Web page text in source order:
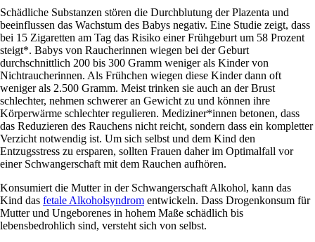
Schädliche Substanzen stören die Durchblutung der Plazenta und
beeinflussen das Wachstum des Babys negativ. Eine Studie zeigt, dass
bei 15 Zigaretten am Tag das Risiko einer Frühgeburt um 58 Prozent
steigt*. Babys von Raucherinnen wiegen bei der Geburt
durchschnittlich 200 bis 300 Gramm weniger als Kinder von
Nichtraucherinnen. Als Frühchen wiegen diese Kinder dann oft
weniger als 2.500 Gramm. Meist trinken sie auch an der Brust
schlechter, nehmen schwerer an Gewicht zu und können ihre
Körperwärme schlechter regulieren. Mediziner*innen betonen, dass
das Reduzieren des Rauchens nicht reicht, sondern dass ein kompletter
Verzicht notwendig ist. Um sich selbst und dem Kind den
Entzugsstress zu ersparen, sollten Frauen daher im Optimalfall vor
einer Schwangerschaft mit dem Rauchen aufhören.
Konsumiert die Mutter in der Schwangerschaft Alkohol, kann das
Kind das fetale Alkoholsyndrom entwickeln. Dass Drogenkonsum für
Mutter und Ungeborenes in hohem Maße schädlich bis
lebensbedrohlich sind, versteht sich von selbst.